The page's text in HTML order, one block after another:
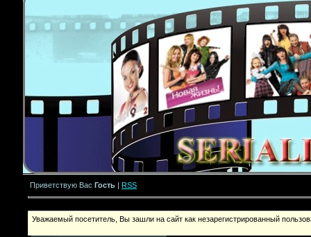
Приветствую Вас Гость | RSS
Уважаемый посетитель, Вы зашли на сайт как незарегистрированный